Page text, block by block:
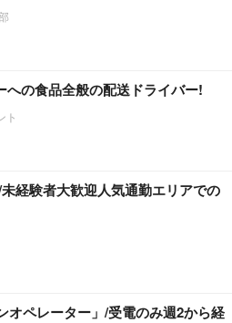
の食品全般の配送ドライバー!
ト
経験者大歓迎人気通勤エリアでの
オペレーター」/受電のみ週2から経